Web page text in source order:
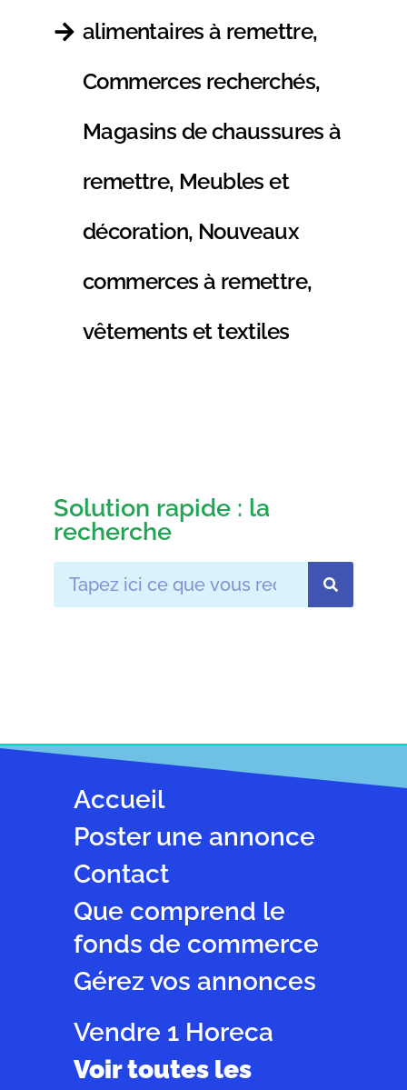
alimentaires à remettre,
Commerces recherchés,
Magasins de chaussures à
remettre, Meubles et
décoration, Nouveaux
commerces à remettre,
vêtements et textiles
Solution rapide : la
recherche
Accueil
Poster une annonce
Contact
Que comprend le
fonds de commerce
Gérez vos annonces
Vendre 1 Horeca
Voir toutes les